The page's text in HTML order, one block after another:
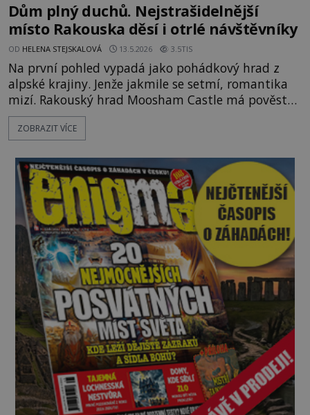
Dům plný duchů. Nejstrašidelnější
místo Rakouska děsí i otrlé návštěvníky
OD HELENA STEJSKALOVÁ 13.5.2026 3.5TIS
Na první pohled vypadá jako pohádkový hrad z
alpské krajiny. Jenže jakmile se setmí, romantika
mizí. Rakouský hrad Moosham Castle má pověst
nejděsivějšího domu v celé zemi. Lidé tu údajně
slyší kroky v prázdných chodbách, šeptání ze zdí i
temná minulost mohla zanechat něco, co se
dodnes nepodařilo vysvětlit. Kamenný hrad stojí v
horách Salcburska u
ZOBRAZIT VÍCE